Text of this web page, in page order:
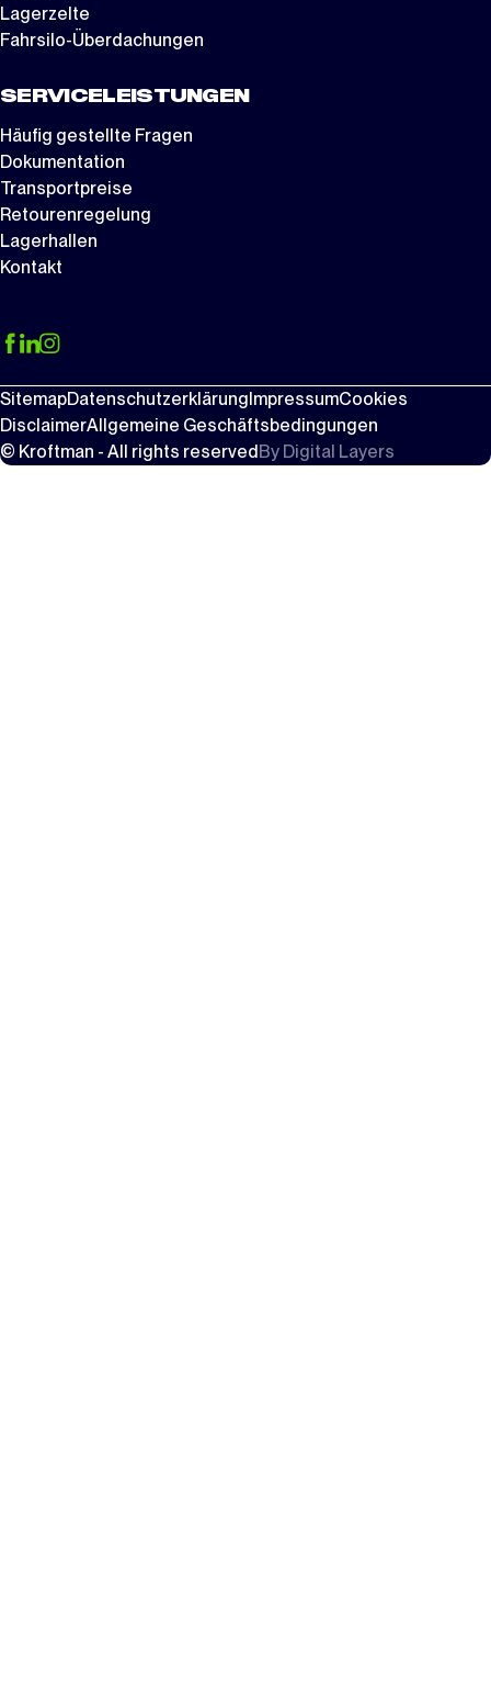
Lagerzelte
Fahrsilo-Überdachungen
SERVICELEISTUNGEN
Häufig gestellte Fragen
Dokumentation
Transportpreise
Retourenregelung
Lagerhallen
Kontakt
SitemapDatenschutzerklärung ImpressumCookies
DisclaimerAllgemeine Geschäftsbedingungen
© Kroftman - All rights reserved By Digital Layers